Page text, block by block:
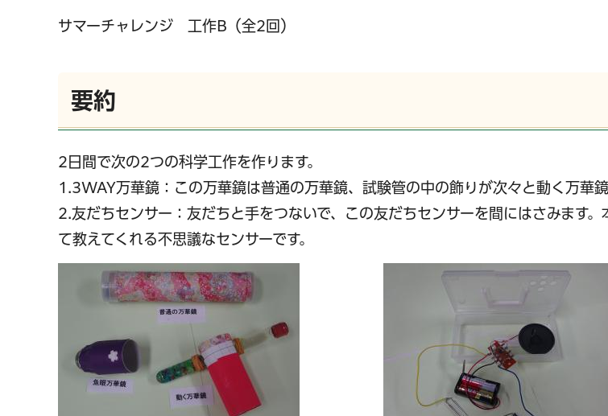
サマーチャレンジ 工作B（全2回）
要約
2日間で次の2つの科学工作を作ります。
1.3WAY万華鏡：この万華鏡は普通の万華鏡、試験管の中の飾りが次々と動く万華
2.友だちセンサー：友だちと手をつないで、この友だちセンサーを間にはさみます
て教えてくれる不思議なセンサーです。